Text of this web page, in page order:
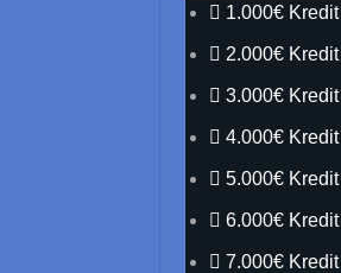
1.000€ Kredit
2.000€ Kredit
3.000€ Kredit
4.000€ Kredit
5.000€ Kredit
6.000€ Kredit
7.000€ Kredit